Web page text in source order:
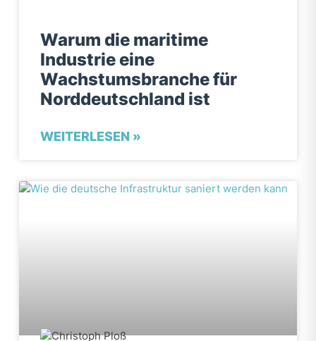
Warum die maritime
Industrie eine
Wachstumsbranche für
Norddeutschland ist
WEITERLESEN »